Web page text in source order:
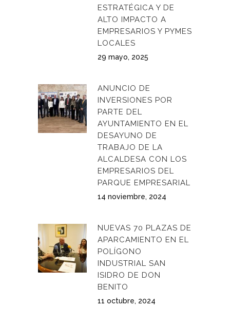
ESTRATÉGICA Y DE
ALTO IMPACTO A
EMPRESARIOS Y PYMES
LOCALES
29 mayo, 2025
ANUNCIO DE
INVERSIONES POR
PARTE DEL
AYUNTAMIENTO EN EL
DESAYUNO DE
TRABAJO DE LA
ALCALDESA CON LOS
EMPRESARIOS DEL
PARQUE EMPRESARIAL
14 noviembre, 2024
NUEVAS 70 PLAZAS DE
APARCAMIENTO EN EL
POLÍGONO
INDUSTRIAL SAN
ISIDRO DE DON
BENITO
11 octubre, 2024